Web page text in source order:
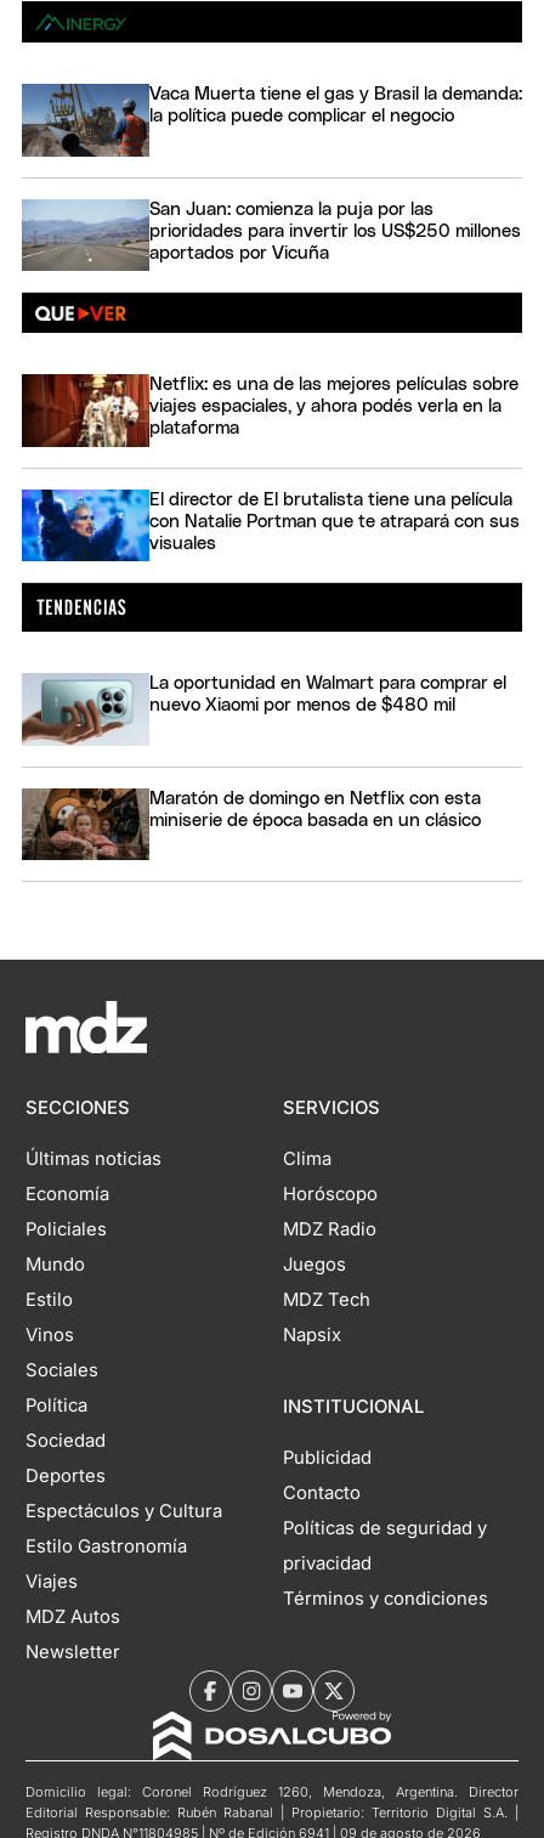
Vaca Muerta tiene el gas y Brasil la demanda:
la política puede complicar el negocio
San Juan: comienza la puja por las
prioridades para invertir los US$250 millones
aportados por Vicuña
Netflix: es una de las mejores películas sobre
viajes espaciales, y ahora podés verla en la
plataforma
El director de El brutalista tiene una película
con Natalie Portman que te atrapará con sus
visuales
La oportunidad en Walmart para comprar el
nuevo Xiaomi por menos de $480 mil
Maratón de domingo en Netflix con esta
miniserie de época basada en un clásico
SECCIONES
Últimas noticias
Economía
Policiales
Mundo
Estilo
Vinos
Sociales
Política
Sociedad
Deportes
Espectáculos y Cultura
Estilo Gastronomía
Viajes
MDZ Autos
Newsletter
SERVICIOS
Clima
Horóscopo
MDZ Radio
Juegos
MDZ Tech
Napsix
INSTITUCIONAL
Publicidad
Contacto
Políticas de seguridad y
privacidad
Términos y condiciones
Domicilio legal: Coronel Rodríguez 1260, Mendoza, Argentina. Director
Editorial Responsable: Rubén Rabanal | Propietario: Territorio Digital S.A. |
Registro DNDA N°11804985 | Nº de Edición 6941 | 09 de agosto de 2026